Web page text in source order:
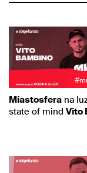
Miastosfera na
state of mind Vito